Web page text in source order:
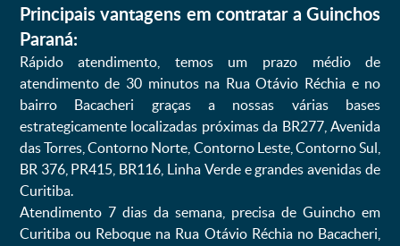
Principais vantagens em contratar a Guinchos
Paraná:
Rápido atendimento, temos um prazo médio de
atendimento de 30 minutos na Rua Otávio Réchia e no
bairro Bacacheri graças a nossas várias bases
estrategicamente localizadas próximas da BR277, Avenida
das Torres, Contorno Norte, Contorno Leste, Contorno Sul,
BR 376, PR415, BR116, Linha Verde e grandes avenidas de
Curitiba.
Atendimento 7 dias da semana, precisa de Guincho em
Curitiba ou Reboque na Rua Otávio Réchia no Bacacheri,